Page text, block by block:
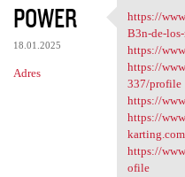
POWER
18.01.2025
Adres
https://
https://
B3n-de-
https://
https://
337/profile
https://
https://
https://
ofile